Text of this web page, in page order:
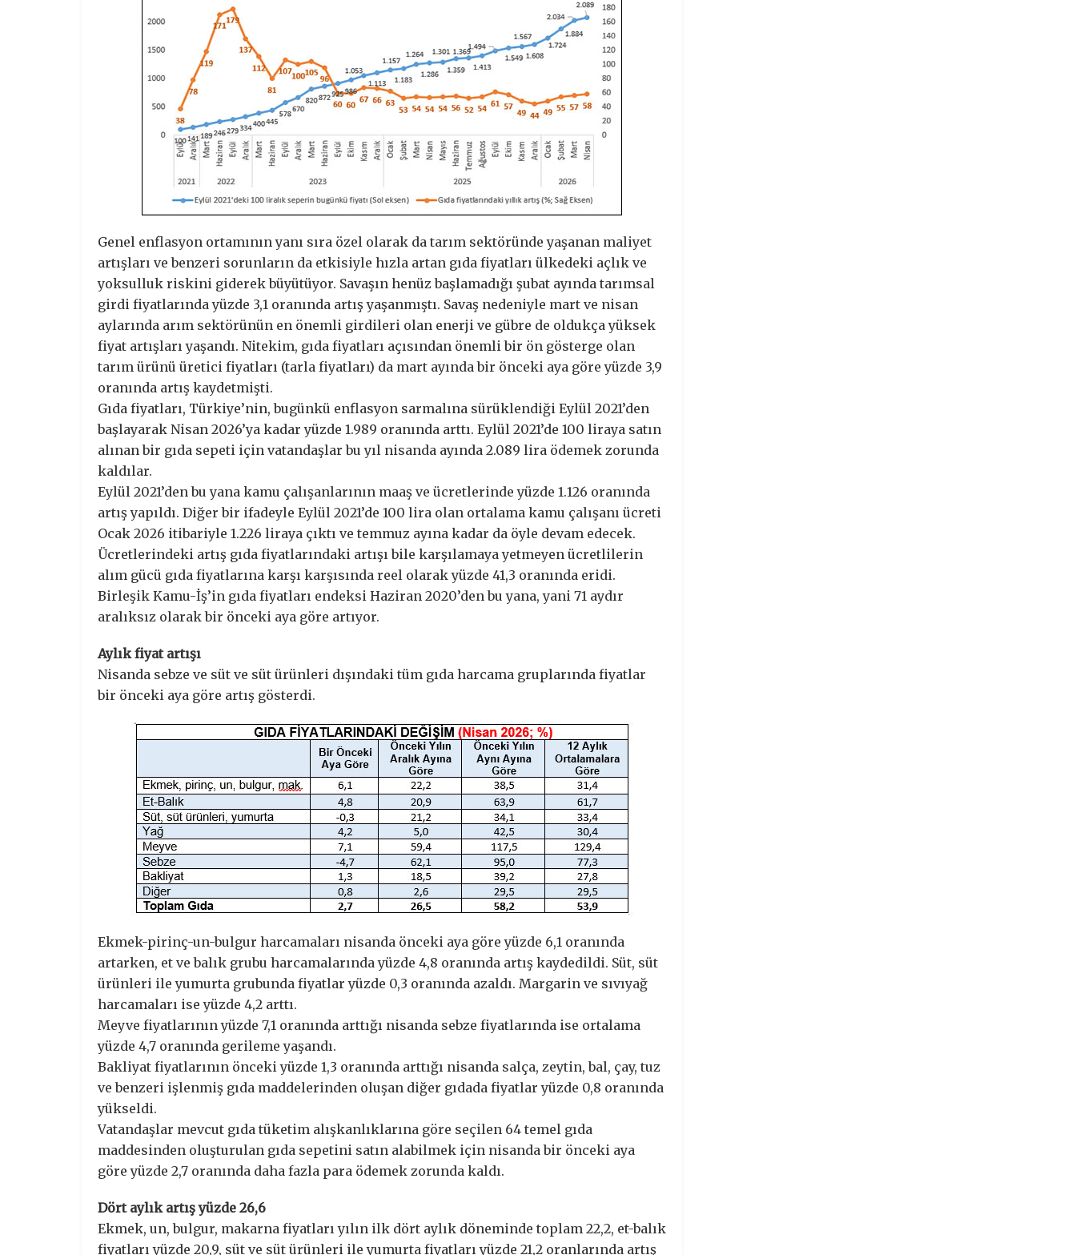
Genel enflasyon ortamının yanı sıra özel olarak da tarım sektöründe yaşanan maliyet
artışları ve benzeri sorunların da etkisiyle hızla artan gıda fiyatları ülkedeki açlık ve
yoksulluk riskini giderek büyütüyor. Savaşın henüz başlamadığı şubat ayında tarımsal
girdi fiyatlarında yüzde 3,1 oranında artış yaşanmıştı. Savaş nedeniyle mart ve nisan
aylarında arım sektörünün en önemli girdileri olan enerji ve gübre de oldukça yüksek
fiyat artışları yaşandı. Nitekim, gıda fiyatları açısından önemli bir ön gösterge olan
tarım ürünü üretici fiyatları (tarla fiyatları) da mart ayında bir önceki aya göre yüzde 3,9
oranında artış kaydetmişti.
Gıda fiyatları, Türkiye’nin, bugünkü enflasyon sarmalına sürüklendiği Eylül 2021’den
başlayarak Nisan 2026’ya kadar yüzde 1.989 oranında arttı. Eylül 2021’de 100 liraya satın
alınan bir gıda sepeti için vatandaşlar bu yıl nisanda ayında 2.089 lira ödemek zorunda
kaldılar.
Eylül 2021’den bu yana kamu çalışanlarının maaş ve ücretlerinde yüzde 1.126 oranında
artış yapıldı. Diğer bir ifadeyle Eylül 2021’de 100 lira olan ortalama kamu çalışanı ücreti
Ocak 2026 itibariyle 1.226 liraya çıktı ve temmuz ayına kadar da öyle devam edecek.
Ücretlerindeki artış gıda fiyatlarındaki artışı bile karşılamaya yetmeyen ücretlilerin
alım gücü gıda fiyatlarına karşı karşısında reel olarak yüzde 41,3 oranında eridi.
Birleşik Kamu-İş’in gıda fiyatları endeksi Haziran 2020’den bu yana, yani 71 aydır
aralıksız olarak bir önceki aya göre artıyor.
Aylık fiyat artışı
Nisanda sebze ve süt ve süt ürünleri dışındaki tüm gıda harcama gruplarında fiyatlar
bir önceki aya göre artış gösterdi.
Ekmek-pirinç-un-bulgur harcamaları nisanda önceki aya göre yüzde 6,1 oranında
artarken, et ve balık grubu harcamalarında yüzde 4,8 oranında artış kaydedildi. Süt, süt
ürünleri ile yumurta grubunda fiyatlar yüzde 0,3 oranında azaldı. Margarin ve sıvıyağ
harcamaları ise yüzde 4,2 arttı.
Meyve fiyatlarının yüzde 7,1 oranında arttığı nisanda sebze fiyatlarında ise ortalama
yüzde 4,7 oranında gerileme yaşandı.
Bakliyat fiyatlarının önceki yüzde 1,3 oranında arttığı nisanda salça, zeytin, bal, çay, tuz
ve benzeri işlenmiş gıda maddelerinden oluşan diğer gıdada fiyatlar yüzde 0,8 oranında
yükseldi.
Vatandaşlar mevcut gıda tüketim alışkanlıklarına göre seçilen 64 temel gıda
maddesinden oluşturulan gıda sepetini satın alabilmek için nisanda bir önceki aya
göre yüzde 2,7 oranında daha fazla para ödemek zorunda kaldı.
Dört aylık artış yüzde 26,6
Ekmek, un, bulgur, makarna fiyatları yılın ilk dört aylık döneminde toplam 22,2, et-balık
fiyatları yüzde 20,9, süt ve süt ürünleri ile yumurta fiyatları yüzde 21,2 oranlarında artış